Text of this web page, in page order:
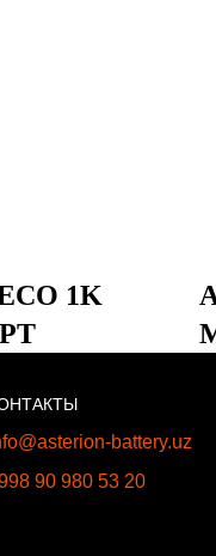
1K
90 980 53 20
battery.uz